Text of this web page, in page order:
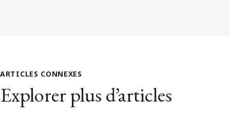
ARTICLES CONNEXES
Explorer plus d’articles